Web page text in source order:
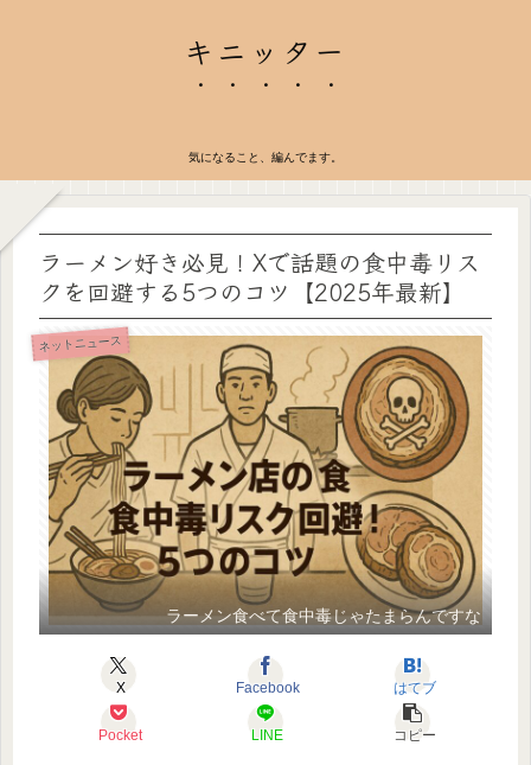
キニッター
気になること、編んでます。
ラーメン好き必見！Xで話題の食中毒リス
クを回避する5つのコツ【2025年最新】
ネットニュース
ラーメン食べて食中毒じゃたまらんですな
X Facebook はてブ
Pocket LINE コピー